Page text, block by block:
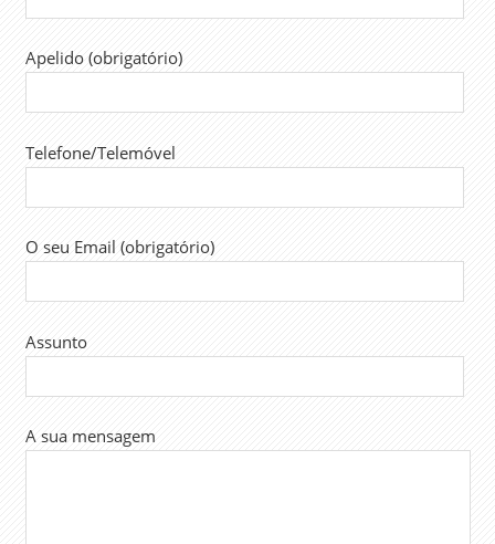
ABRAÃO
PRIMEIRO-
SALÁRIOS
SINTAP
Apelido (obrigatório)
Telefone/Telemóvel
O seu Email (obrigatório)
Assunto
A sua mensagem